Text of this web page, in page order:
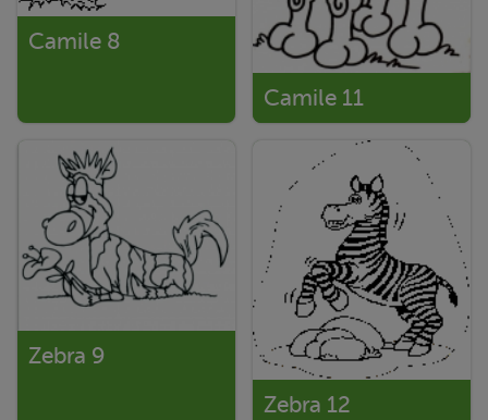
Camile 8
Camile 11
Zebra 9
Zebra 12